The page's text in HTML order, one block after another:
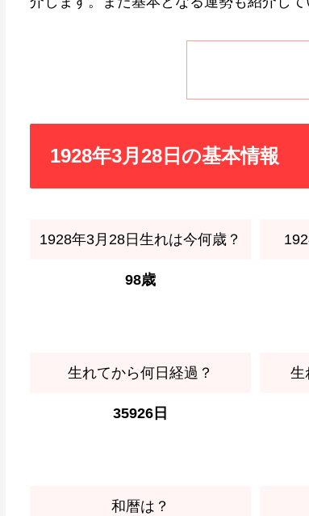
1928年3月28日の基本情報
1928年3月28日生れは今何歳？
98歳
生れてから何日経過？
35926日
生
和暦は？